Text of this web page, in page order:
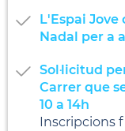
L'Espai
Nadal per a
Sol·licitud
Carrer que
10 a 14h
Inscripcions